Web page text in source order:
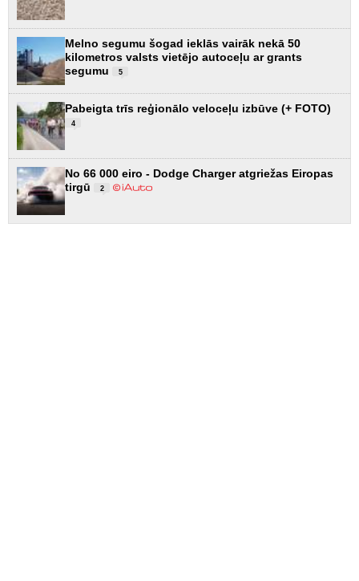
Melno segumu šogad ieklās vairāk nekā 50
kilometros valsts vietējo autoceļu ar grants
segumu
5
Pabeigta trīs reģionālo veloceļu izbūve (+ FOTO)
4
No 66 000 eiro - Dodge Charger atgriežas Eiropas
tirgū
2